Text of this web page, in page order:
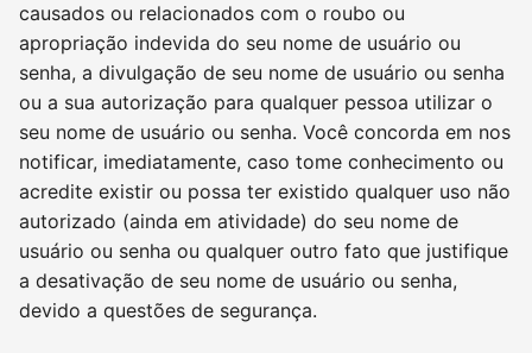
causados ou relacionados com o roubo ou
apropriação indevida do seu nome de usuário ou
senha, a divulgação de seu nome de usuário ou senha
ou a sua autorização para qualquer pessoa utilizar o
seu nome de usuário ou senha. Você concorda em nos
notificar, imediatamente, caso tome conhecimento ou
acredite existir ou possa ter existido qualquer uso não
autorizado (ainda em atividade) do seu nome de
usuário ou senha ou qualquer outro fato que justifique
a desativação de seu nome de usuário ou senha,
devido a questões de segurança.